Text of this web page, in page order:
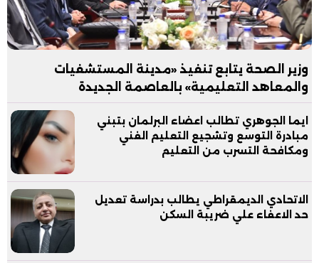
وزير الصحة يتابع تنفيذ «مدينة المستشفيات
والمعاهد التعليمية» بالعاصمة الجديدة
ايما الجوهري تطالب اعضاء البرلمان بتبني
مبادرة التوسع وتشجيع التعليم الفني
ومكافحة التسرب من التعليم
الاتحادي الديمقراطي يطالب بدراسة تعديل
حد الاعفاء علي ضريبة السكن